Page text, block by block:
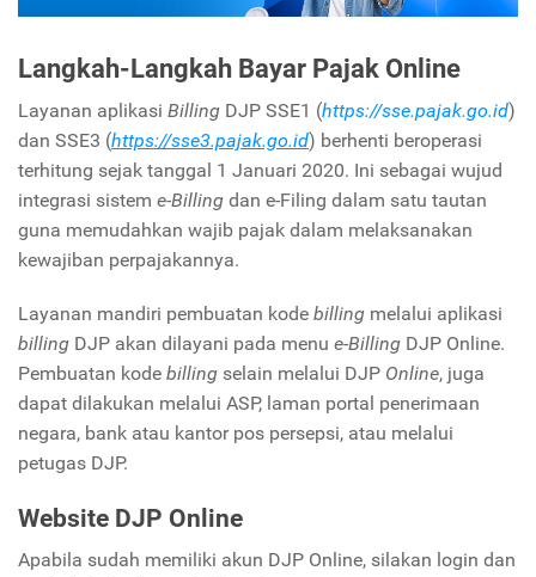
Langkah-Langkah Bayar Pajak Online
Layanan aplikasi Billing DJP SSE1 (https://sse.pajak.go.id)
dan SSE3 (https://sse3.pajak.go.id) berhenti beroperasi
terhitung sejak tanggal 1 Januari 2020. Ini sebagai wujud
integrasi sistem e-Billing dan e-Filing dalam satu tautan
guna memudahkan wajib pajak dalam melaksanakan
kewajiban perpajakannya.
Layanan mandiri pembuatan kode billing melalui aplikasi
billing DJP akan dilayani pada menu e-Billing DJP Online.
Pembuatan kode billing selain melalui DJP Online, juga
dapat dilakukan melalui ASP, laman portal penerimaan
negara, bank atau kantor pos persepsi, atau melalui
petugas DJP.
Website DJP Online
Apabila sudah memiliki akun DJP Online, silakan login dan